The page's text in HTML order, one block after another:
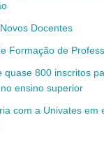
Docentes
Formação de
quase 800 inscritos
ensino superior
com a Univates em